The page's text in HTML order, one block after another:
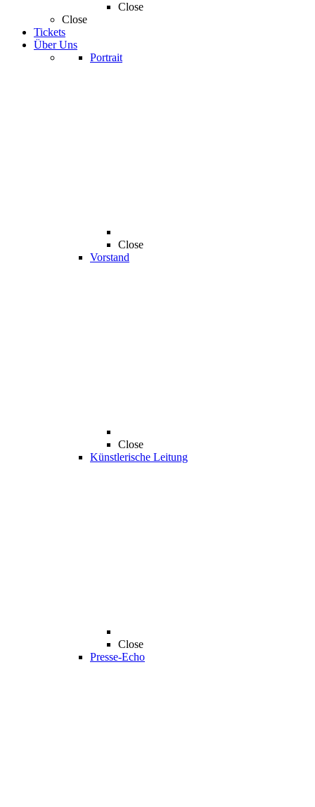
Close
Close
Tickets
Über Uns
Portrait
Close
Vorstand
Close
Künstlerische Leitung
Close
Presse-Echo